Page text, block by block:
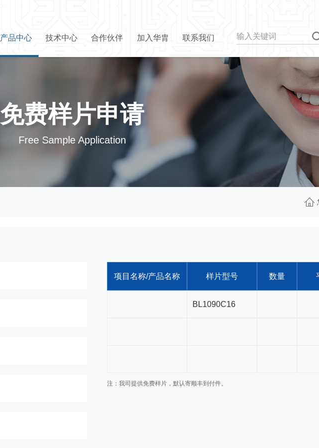
产品中心 技术中心 合作伙伴 加入华胄 联系我们
免费样片申请
Free Sample Application
项目名称/产品名称 样片型号 数量
注：我司提供免费样片，默认寄顺丰到付件。